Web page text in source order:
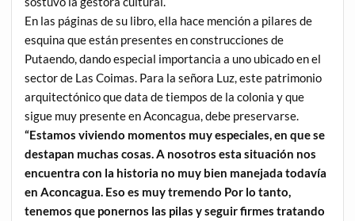
En las páginas de su libro, ella hace mención a pilares de
esquina que están presentes en construcciones de
Putaendo, dando especial importancia a uno ubicado en el
sector de Las Coimas. Para la señora Luz, este patrimonio
arquitectónico que data de tiempos de la colonia y que
sigue muy presente en Aconcagua, debe preservarse.
“Estamos viviendo momentos muy especiales, en que se
destapan muchas cosas. A nosotros esta situación nos
encuentra con la historia no muy bien manejada todavía
en Aconcagua. Eso es muy tremendo Por lo tanto,
tenemos que ponernos las pilas y seguir firmes tratando